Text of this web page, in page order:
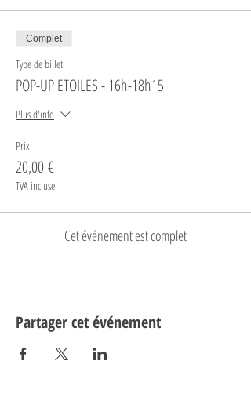
Complet
Type de billet
POP-UP ETOILES - 16h-18h15
Plus d'info
Prix
20,00 €
TVA incluse
Cet événement est complet
Partager cet événement